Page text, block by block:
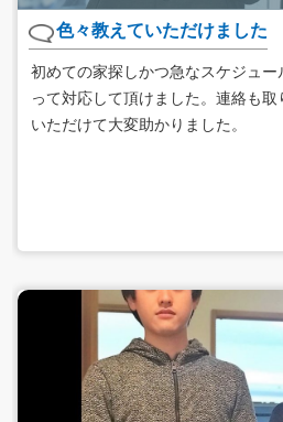
色々教えていただけました
初めての家探しかつ急なスケジュ
って対応して頂けました。連絡も
いただけて大変助かりました。